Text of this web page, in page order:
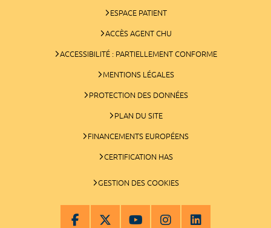
ESPACE PATIENT
ACCÈS AGENT CHU
ACCESSIBILITÉ : PARTIELLEMENT CONFORME
MENTIONS LÉGALES
PROTECTION DES DONNÉES
PLAN DU SITE
FINANCEMENTS EUROPÉENS
CERTIFICATION HAS
GESTION DES COOKIES